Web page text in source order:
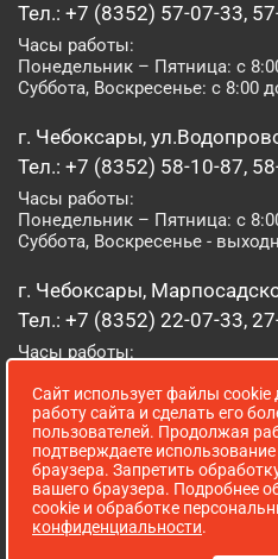
Тел.: +7 (8352) 57-07-33,
Часы работы:
Понедельник – Пятница: с
Суббота, Воскресенье: с 8:00
г. Чебоксары,
Тел.: +7 (8352) 58-10-87,
Часы работы:
Понедельник – Пятница: с
Суббота, Воскресенье -
г. Чебоксары,
Тел.: +7 (8352) 22-07-33,
Часы работы:
Суббота, Воскресенье: с 8:00
г. Йошкар-Ола, ул.
Тел.: (8362) 41-07-31
Часы работы:
Понедельник – Пятница: с
Сайт использует файлы cookie
работу сайта и сделать его
пользователей. Продолжая
подтверждаете
браузера. Запретить
вашего браузера. Подробнее
cookie и обработке
конфиденциальности.